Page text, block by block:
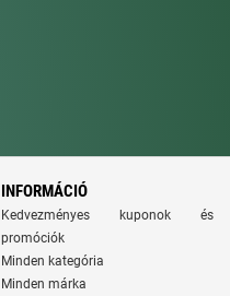
INFORMÁCIÓ
Kedvezményes kuponok és
promóciók
Minden kategória
Minden márka